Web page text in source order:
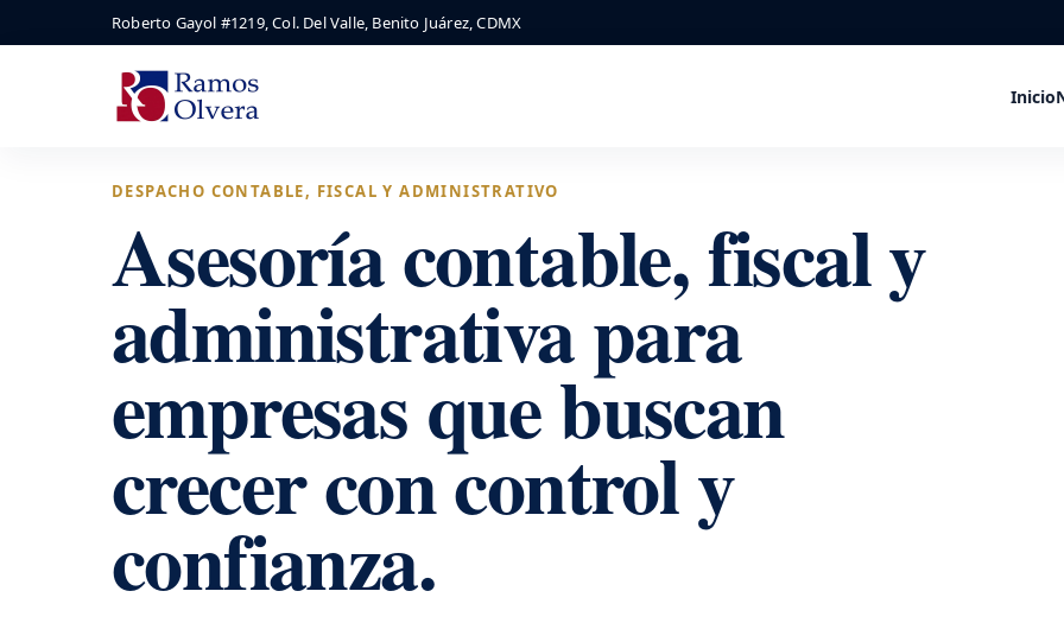
Roberto Gayol #1219, Col. Del Valle, Benito Juárez, CDMX
Inicio
DESPACHO CONTABLE, FISCAL Y ADMINISTRATIVO
Asesoría contable, fiscal y
administrativa para
empresas que buscan
crecer con control y
confianza.